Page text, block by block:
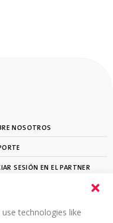
technologies like
NOSOTROS
SESIÓN EN EL PARTNER